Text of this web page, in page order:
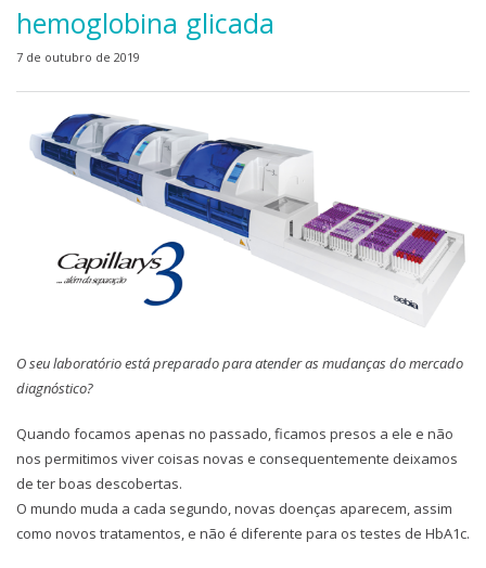
hemoglobina glicada
7 de outubro de 2019
O seu laboratório está preparado para atender as mudanças do mercado
diagnóstico?
Quando focamos apenas no passado, ficamos presos a ele e não
nos permitimos viver coisas novas e consequentemente deixamos
de ter boas descobertas.
O mundo muda a cada segundo, novas doenças aparecem, assim
como novos tratamentos, e não é diferente para os testes de HbA1c.